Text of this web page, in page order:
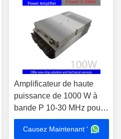
Amplificateur de haute
puissance de 1000 W à
bande P 10-30 MHz pour
la radiodiffusion et la
communication HF
Causez Maintenant '